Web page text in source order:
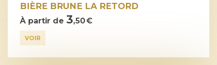
BIÈRE BRUNE LA RETORD
À partir de 3,50 €
VOIR